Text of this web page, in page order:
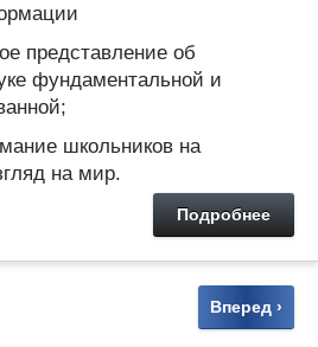
представление об
фундаментальной и
школьников на
на мир.
Подробнее
Вперед ›